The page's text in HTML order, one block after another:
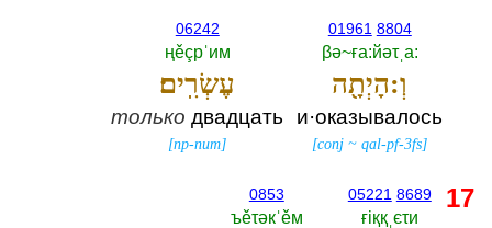
01961 8804
βә~ға:йәτˌа:‎
וְ:הָיְתָ֖ה
и·оказывалось
[conj ~qal-pf-3fs]
06242
ңěçрˈим
עֶשְׂרִֽים׃
только двадцать
[np-num]
05221 8689
ғiққˌєτи
0853
ъěτәкˈěм
17